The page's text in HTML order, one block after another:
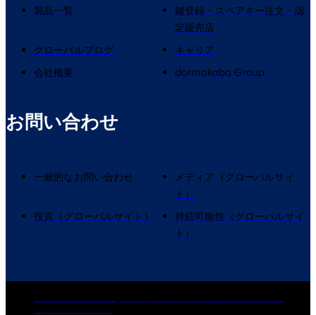
製品一覧
鍵登録・スペアキー注文・認
定販売店
グローバルブログ
キャリア
会社概要
dormakaba Group
お問い合わせ
一般的なお問い合わせ
メディア（グローバルサイ
ト）
投資（グローバルサイト）
持続可能性（グローバルサイ
ト）